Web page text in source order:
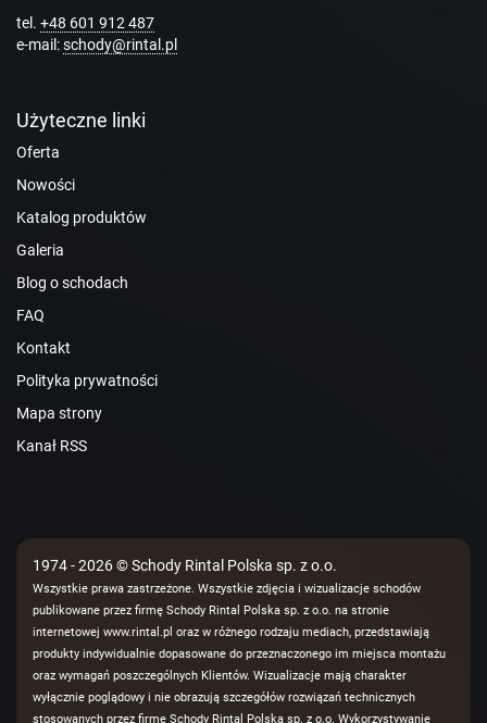
tel. +48 601 912 487
e-mail:schody@rintal.pl
Użyteczne linki
Oferta
Nowości
Katalog produktów
Galeria
Blog o schodach
FAQ
Kontakt
Polityka prywatności
Mapa strony
Kanał RSS
1974 - 2026 © Schody Rintal Polska sp. z o.o.
Wszystkie prawa zastrzeżone. Wszystkie zdjęcia i wizualizacje schodów
publikowane przez firmę Schody Rintal Polska sp. z o.o. na stronie
internetowej www.rintal.pl oraz w różnego rodzaju mediach, przedstawiają
produkty indywidualnie dopasowane do przeznaczonego im miejsca montażu
oraz wymagań poszczególnych Klientów. Wizualizacje mają charakter
wyłącznie poglądowy i nie obrazują szczegółów rozwiązań technicznych
stosowanych przez firmę Schody Rintal Polska sp. z o.o. Wykorzystywanie